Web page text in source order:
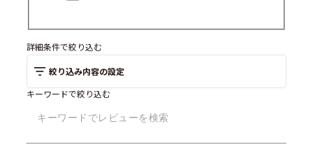
詳細条件で絞り込む
絞り込み内容の設定
キーワードで絞り込む